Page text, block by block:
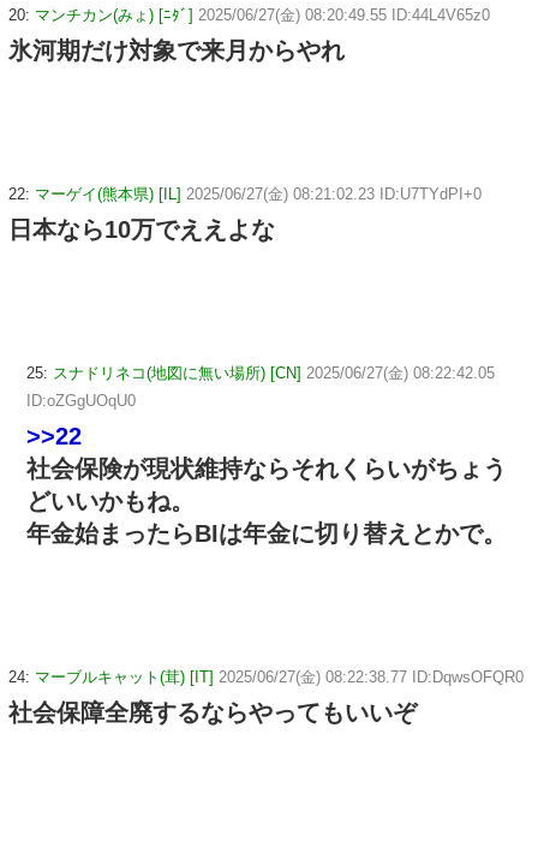
20: マンチカン(みょ) [ﾆﾀﾞ] 2025/06/27(金) 08:20:49.55 ID:44L4V65z0
氷河期だけ対象で来月からやれ
22: マーゲイ(熊本県) [IL] 2025/06/27(金) 08:21:02.23 ID:U7TYdPI+0
日本なら10万でええよな
25: スナドリネコ(地図に無い場所) [CN] 2025/06/27(金) 08:22:42.05
ID:oZGgUOqU0
>>22
社会保険が現状維持ならそれくらいがちょう
どいいかもね。
年金始まったらBIは年金に切り替えとかで。
24: マーブルキャット(茸) [IT] 2025/06/27(金) 08:22:38.77 ID:DqwsOFQR0
社会保障全廃するならやってもいいぞ